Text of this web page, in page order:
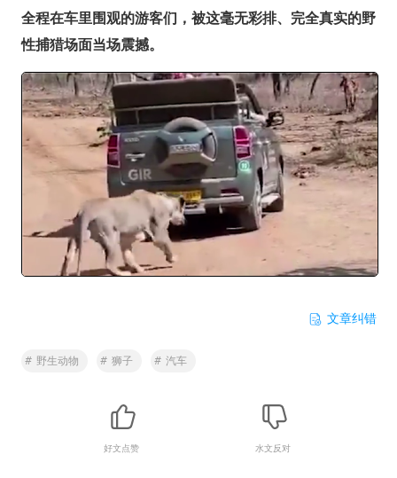
全程在车里围观的游客们，被这毫无彩排、完全真实的野
性捕猎场面当场震撼。
文章纠错
# 野生动物 # 狮子 # 汽车
好文点赞 水文反对